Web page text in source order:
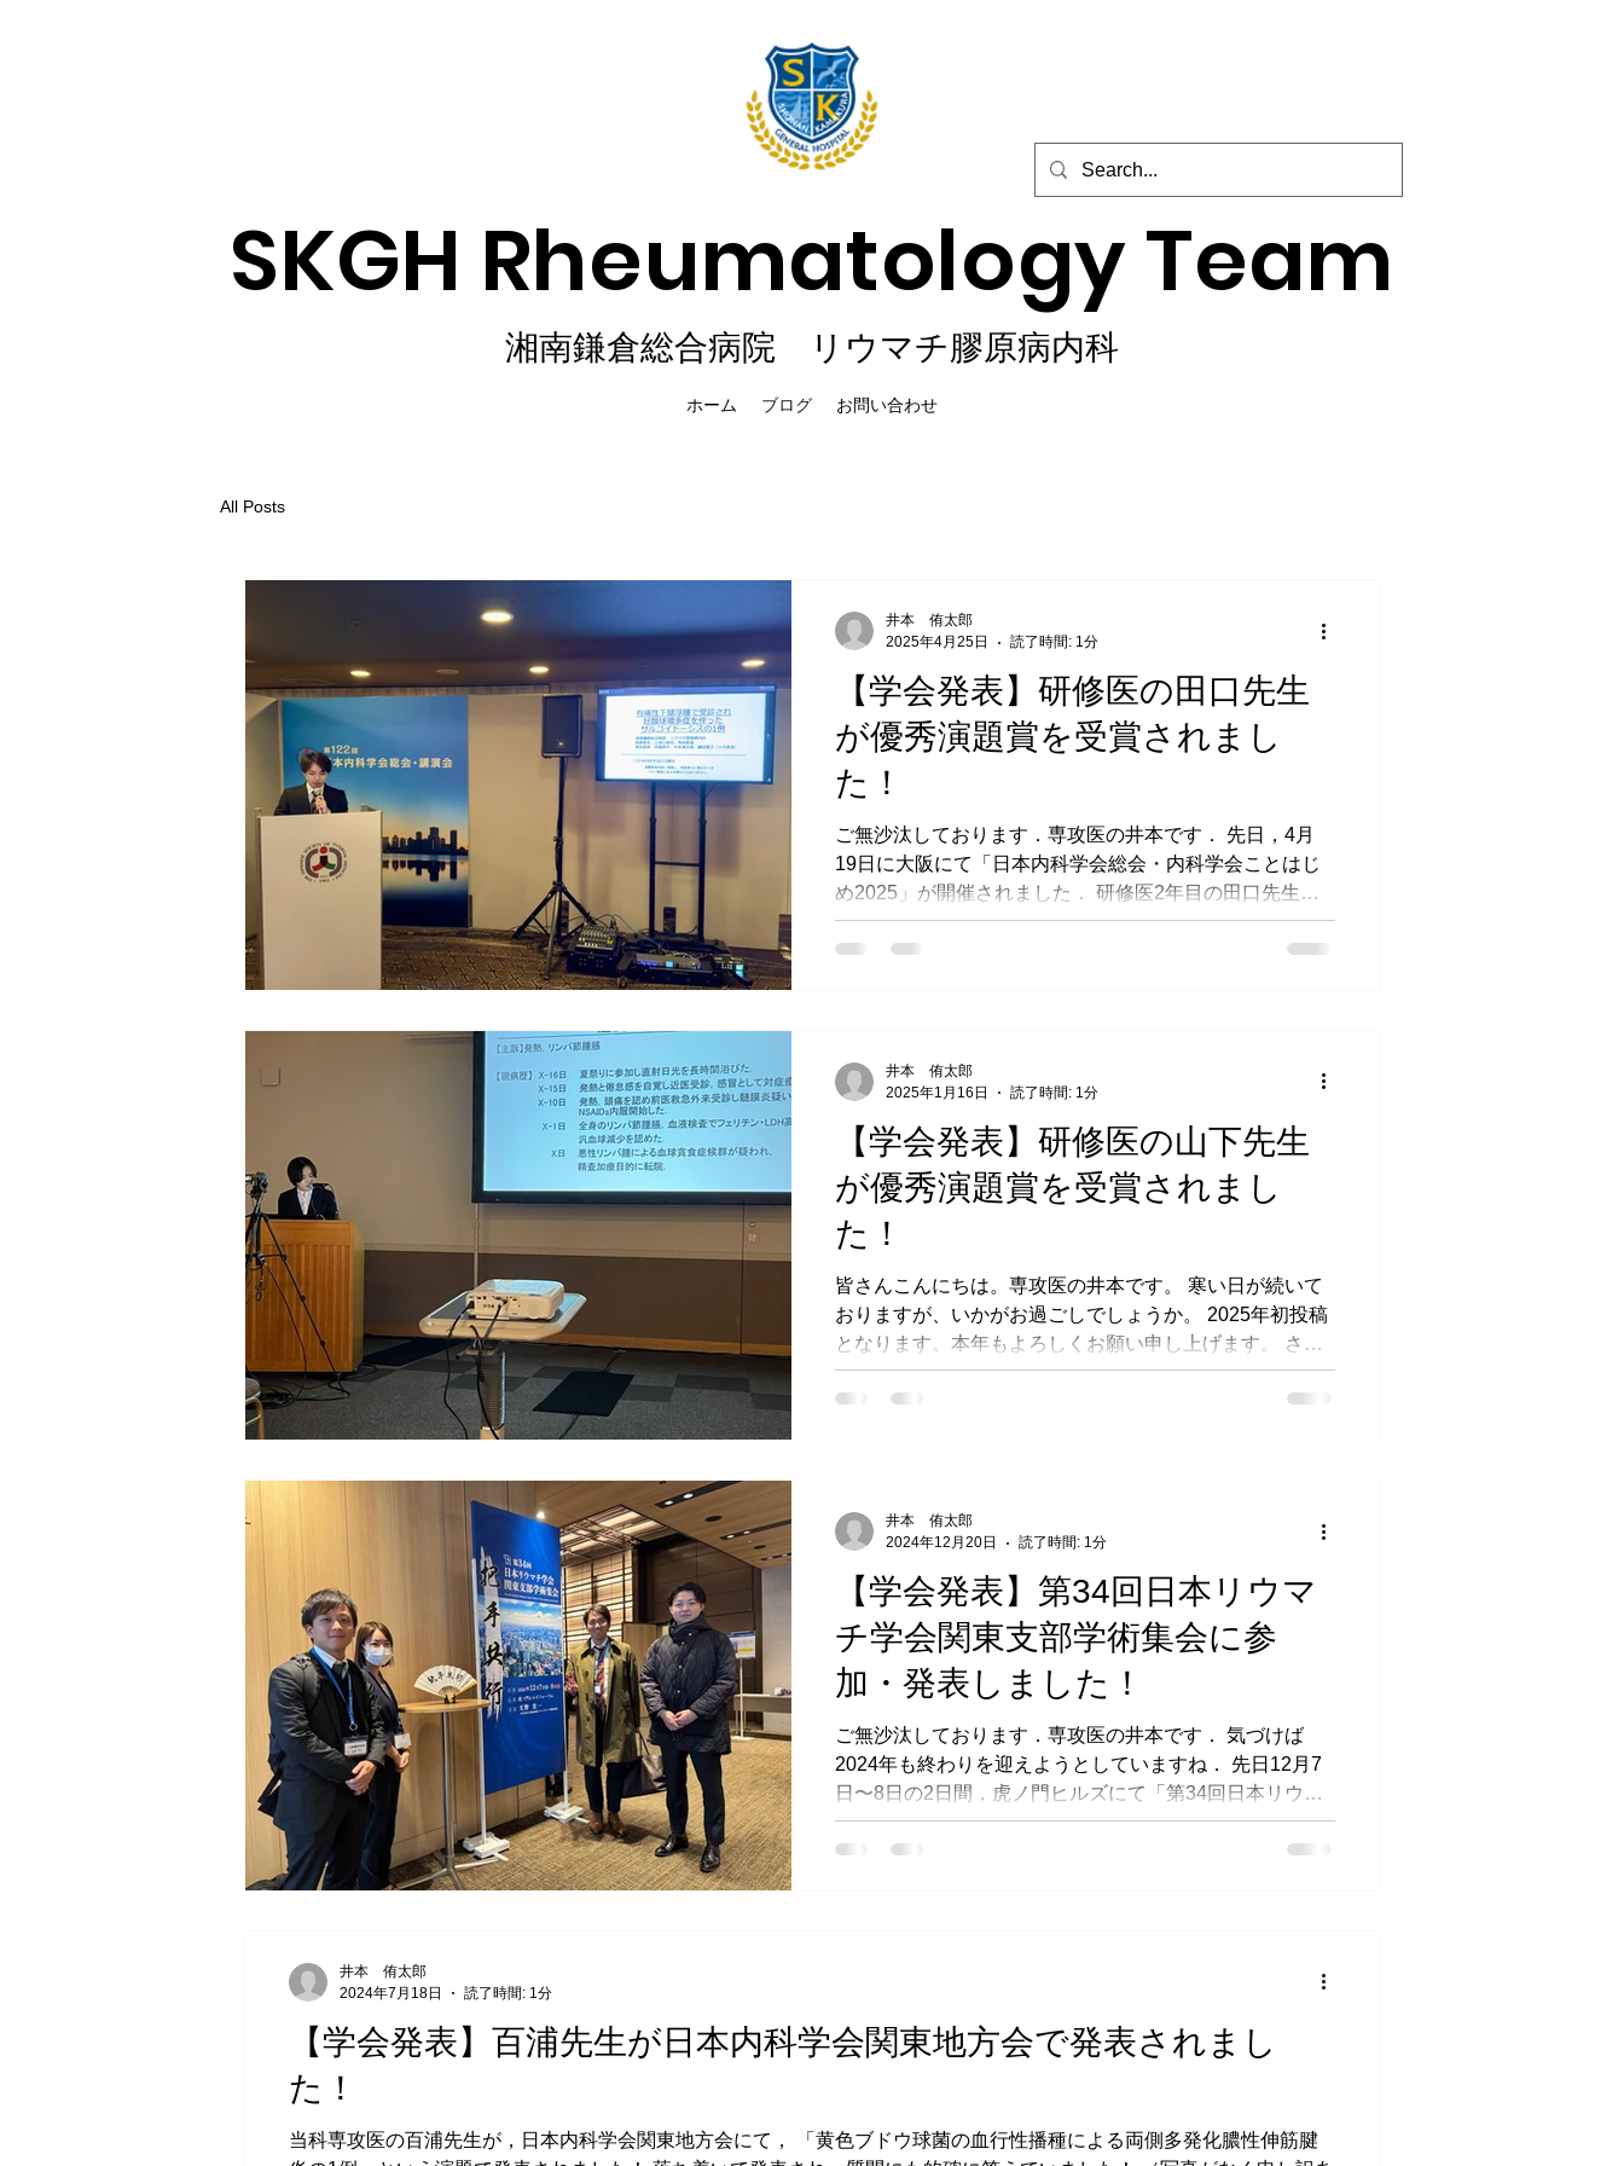
SKGH Rheumatology Team
ホーム ブログ お問い合わせ
湘南鎌倉総合病院 リウマチ膠原病内科
All Posts
【学会発表】研修医の田口先生
が優秀演題賞を受賞されまし
た！
ご無沙汰しております．専攻医の井本です． 先日，4月
19日に大阪にて「日本内科学会総会・内科学会ことはじ
め2025」が開催されました． 研修医2年目の田口先生の2
例発表し，田口先生は見事優秀演題賞を受賞されまし
た！ 演題は「有痛性下腿浮腫で受診され好酸球増多を伴
井本 侑太郎
2025年4月25日
読了時間: 1分
【学会発表】研修医の山下先生
が優秀演題賞を受賞されまし
た！
皆さんこんにちは。専攻医の井本です。 寒い日が続いて
おりますが、いかがお過ごしでしょうか。 2025年初投稿
となります。本年もよろしくお願い申し上げます。 さ
て、新年1発目は嬉しいニュースです。 先日、2024年11
月17日に第700回日本内科学会関東地方会が行われ、夏に
井本 侑太郎
2025年1月16日
読了時間: 1分
【学会発表】第34回日本リウマ
チ学会関東支部学術集会に参
加・発表しました！
ご無沙汰しております．専攻医の井本です． 気づけば
2024年も終わりを迎えようとしていますね． 先日12月7
日〜8日の2日間，虎ノ門ヒルズにて「第34回日本リウマ
チ学会関東支部学術集会」が開催されました． 角谷部
長，鎌田先生，百浦先生，私の4人とも発表して参りまし
井本 侑太郎
2024年12月20日
読了時間: 1分
【学会発表】百浦先生が日本内科学会関東地方会で発表されまし
た！
当科専攻医の百浦先生が，日本内科学会関東地方会にて， 「黄色ブドウ球菌の血行性播種による両側多発化膿性伸筋腱
井本 侑太郎
2024年7月18日
読了時間: 1分